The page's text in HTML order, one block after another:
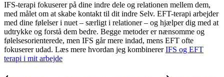
IFS-terapi fokuserer på dine indre dele og relationen mellem dem,
med målet om at skabe kontakt til dit indre Selv. EFT-terapi arbejder
med dine følelser i nuet – særligt i relationer – og hjælper dig med at
udtrykke og forstå dem bedre. Begge metoder er nænsomme og
følelsesorienterede, men IFS går mere indad, mens EFT ofte
fokuserer udad. Læs mere hvordan jeg kombinererIFS og EFT
terapi i mit arbejde